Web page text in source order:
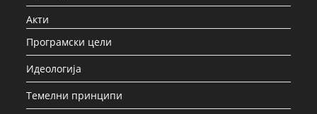
Акти
Програмски цели
Идеологија
Темелни принципи